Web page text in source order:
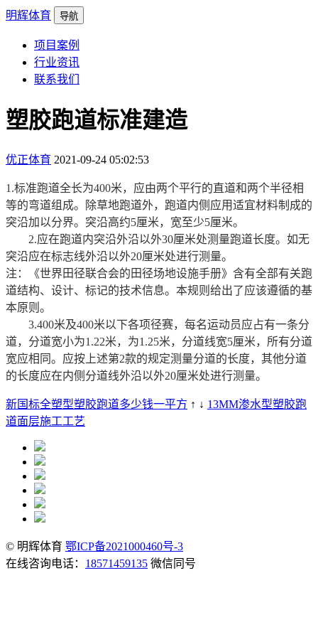
明辉体育 导航
项目案例
行业资讯
联系我们
塑胶跑道标准建造
优正体育 2021-09-24 05:02:53
1.标准跑道全长为400米，应由两个平行的直道和两个半径相
等的弯道组成。除草地跑道外，跑道内侧应用适宜材料制成的
突沿加以分界。突沿高约5厘米，宽至少5厘米。
2.应在跑道内突沿外沿以外30厘米处测量跑道长度。如无
突沿应在标志线外沿以外20厘米处进行测量。
注：《世界田径联合会的田径场地设施手册》含有全部有关跑
道结构、设计、标记的技术信息。本规则给出了应该遵循的基
本原则。
3.400米及400米以下各项径赛，每名运动员应占有一条分
道，分道宽小为1.22米，为1.25米，分道线宽5厘米，所有分道
宽应相同。应按上述第2款的规定测量分道的长度，其他分道
的长度应在内侧分道线外沿以外20厘米处进行测量。
新国标全塑型塑胶跑道多少钱一平方 ↑ ↓ 13MM渗水型塑胶跑
道面层施工工艺
© 明辉体育 鄂ICP备2021000460号-3
在线咨询电话： 18571459135 微信同号